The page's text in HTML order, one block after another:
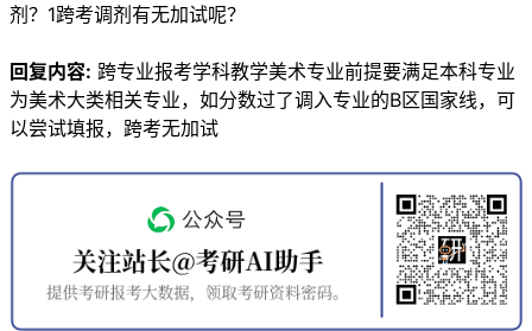
剂？1跨考调剂有无加试呢？
回复内容: 跨专业报考学科教学美术专业前提要满足本科专业
为美术大类相关专业，如分数过了调入专业的B区国家线，可
以尝试填报，跨考无加试